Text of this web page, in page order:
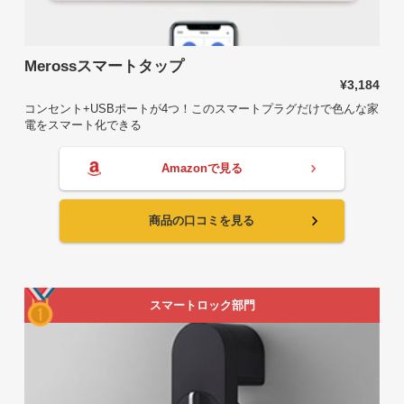
Merossスマートタップ
¥3,184
コンセント+USBポートが4つ！このスマートプラグだけで色んな家
電をスマート化できる
Amazonで見る
商品の口コミを見る
スマートロック部門